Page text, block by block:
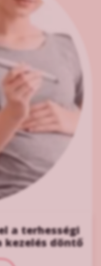
a terhességi
döntő